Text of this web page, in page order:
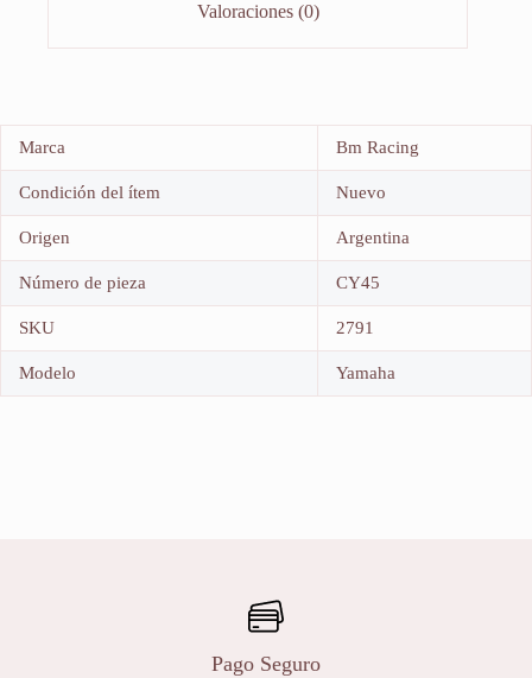
Valoraciones (0)
Marca Bm Racing
Condición del ítem Nuevo
Origen Argentina
Número de pieza CY45
SKU 2791
Modelo Yamaha
Pago Seguro